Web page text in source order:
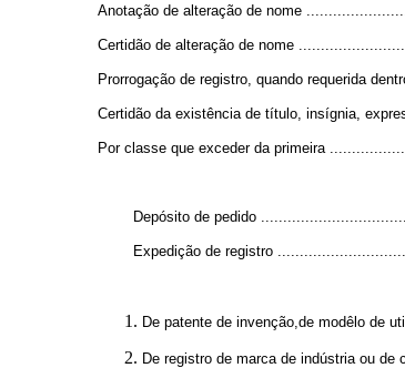
Anotação de alteração de nome
Certidão de alteração de nome
Prorrogação de registro, quando requerida
Certidão da existência de título, insígnia,
Por classe que exceder da primeira
Depósito de pedido
Expedição de registro
De patente de invenção,de modêlo de
De registro de marca de indústria ou